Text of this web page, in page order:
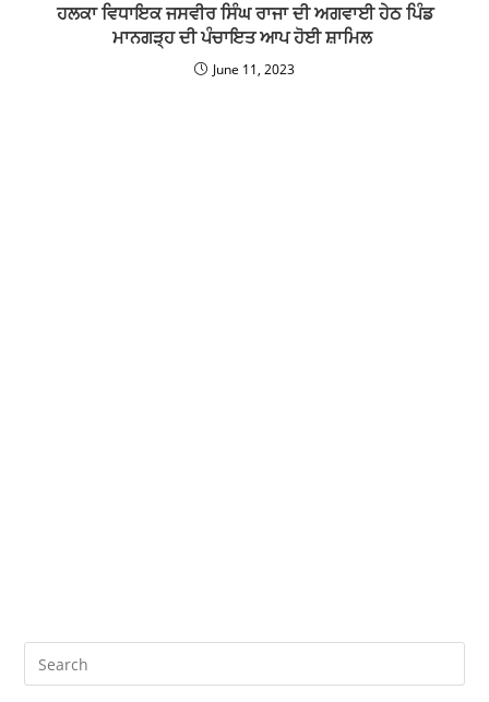
ਹਲਕਾ ਵਿਧਾਇਕ ਜਸਵੀਰ ਸਿੰਘ ਰਾਜਾ ਦੀ ਅਗਵਾਈ ਹੇਠ ਪਿੰਡ
ਮਾਨਗੜ੍ਹ ਦੀ ਪੰਚਾਇਤ ਆਪ ਹੋਈ ਸ਼ਾਮਿਲ
June 11, 2023